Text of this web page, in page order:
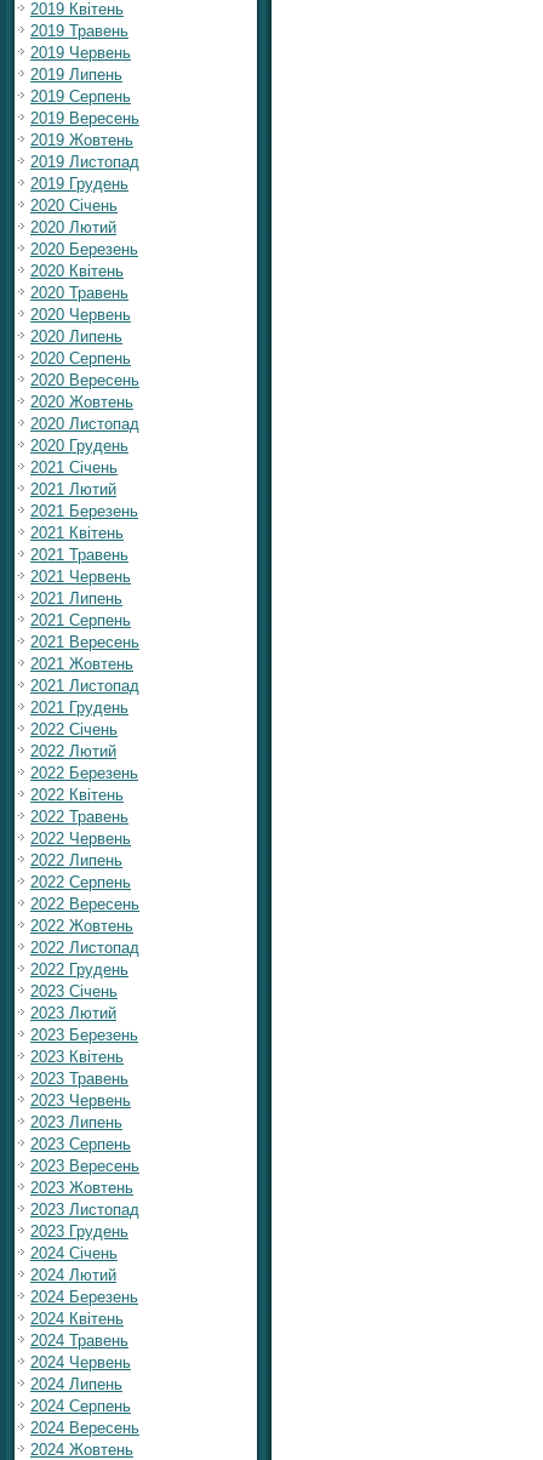
2019 Квітень
2019 Травень
2019 Червень
2019 Липень
2019 Серпень
2019 Вересень
2019 Жовтень
2019 Листопад
2019 Грудень
2020 Січень
2020 Лютий
2020 Березень
2020 Квітень
2020 Травень
2020 Червень
2020 Липень
2020 Серпень
2020 Вересень
2020 Жовтень
2020 Листопад
2020 Грудень
2021 Січень
2021 Лютий
2021 Березень
2021 Квітень
2021 Травень
2021 Червень
2021 Липень
2021 Серпень
2021 Вересень
2021 Жовтень
2021 Листопад
2021 Грудень
2022 Січень
2022 Лютий
2022 Березень
2022 Квітень
2022 Травень
2022 Червень
2022 Липень
2022 Серпень
2022 Вересень
2022 Жовтень
2022 Листопад
2022 Грудень
2023 Січень
2023 Лютий
2023 Березень
2023 Квітень
2023 Травень
2023 Червень
2023 Липень
2023 Серпень
2023 Вересень
2023 Жовтень
2023 Листопад
2023 Грудень
2024 Січень
2024 Лютий
2024 Березень
2024 Квітень
2024 Травень
2024 Червень
2024 Липень
2024 Серпень
2024 Вересень
2024 Жовтень